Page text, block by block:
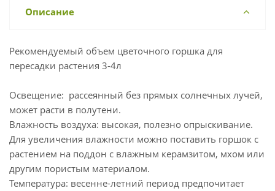
Описание
Рекомендуемый объем цветочного горшка для
пересадки растения 3-4л
Освещение: рассеянный без прямых солнечных лучей,
может расти в полутени.
Влажность воздуха: высокая, полезно опрыскивание.
Для увеличения влажности можно поставить горшок с
растением на поддон с влажным керамзитом, мхом или
другим пористым материалом.
Температура: весенне-летний период предпочитает